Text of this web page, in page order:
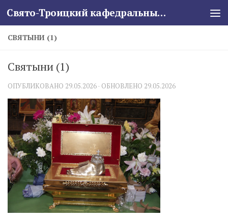
Skip to content Свято-Троицкий кафедральный собор
СВЯТЫНИ (1)
Святыни (1)
ОПУБЛИКОВАНО 29.05.2026 · ОБНОВЛЕНО 29.05.2026